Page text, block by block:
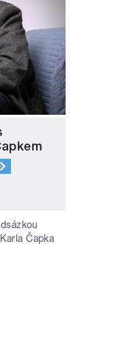
Čapka